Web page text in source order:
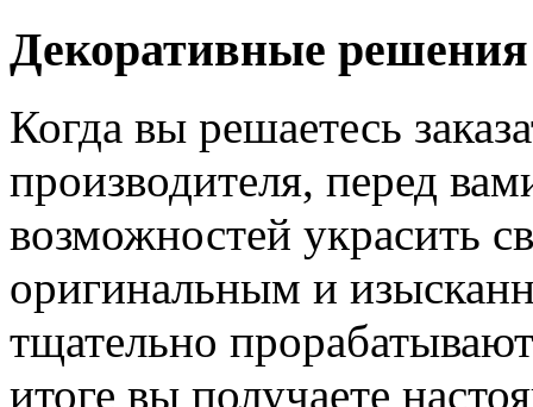
Декоративные решения
Когда вы решаетесь
производителя, перед
возможностей украсить
оригинальным и
тщательно
итоге вы получаете